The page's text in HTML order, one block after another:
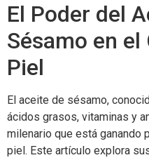
El Poder del
Sésamo en el
Piel
El aceite de sésamo,
ácidos grasos, vitaminas y
milenario que está ganando
piel. Este artículo explora